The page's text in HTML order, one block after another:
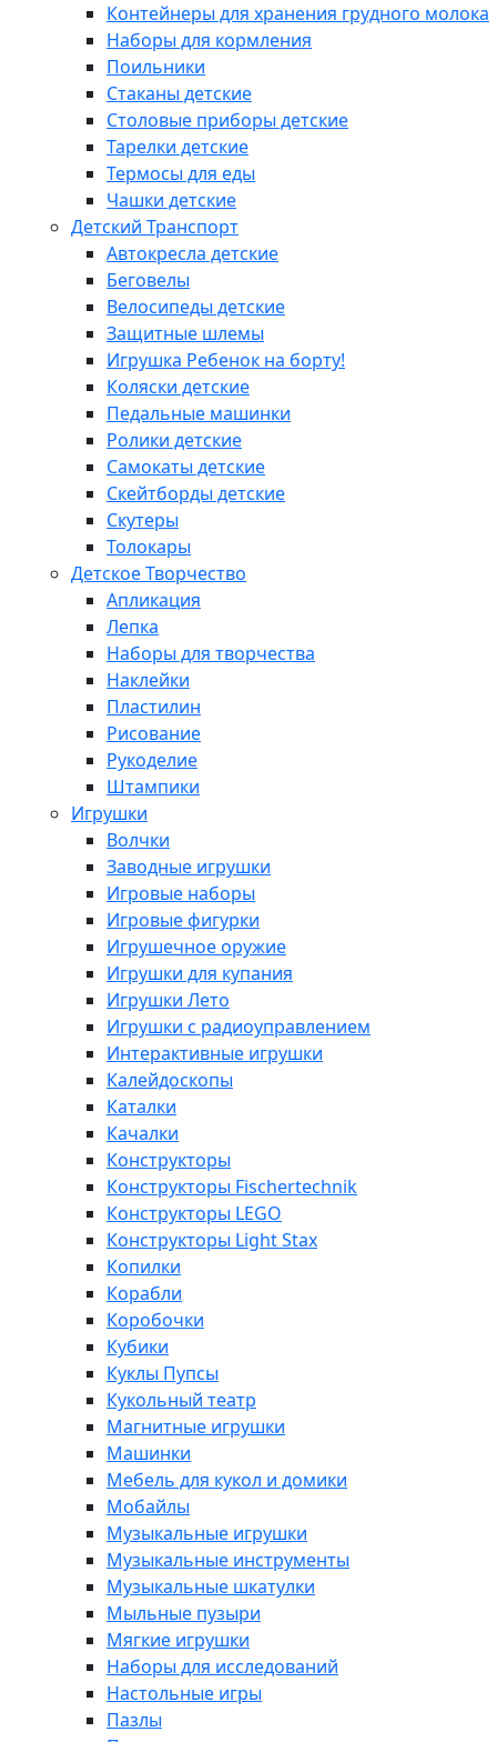
Контейнеры для хранения грудного молока
Наборы для кормления
Поильники
Стаканы детские
Столовые приборы детские
Тарелки детские
Термосы для еды
Чашки детские
Детский Транспорт
Автокресла детские
Беговелы
Велосипеды детские
Защитные шлемы
Игрушка Ребенок на борту!
Коляски детские
Педальные машинки
Ролики детские
Самокаты детские
Скейтборды детские
Скутеры
Толокары
Детское Творчество
Апликация
Лепка
Наборы для творчества
Наклейки
Пластилин
Рисование
Рукоделие
Штампики
Игрушки
Волчки
Заводные игрушки
Игровые наборы
Игровые фигурки
Игрушечное оружие
Игрушки для купания
Игрушки Лето
Игрушки с радиоуправлением
Интерактивные игрушки
Калейдоскопы
Каталки
Качалки
Конструкторы
Конструкторы Fisсhertechnik
Конструкторы LEGO
Конструкторы Light Stax
Копилки
Корабли
Коробочки
Кубики
Куклы Пупсы
Кукольный театр
Магнитные игрушки
Машинки
Мебель для кукол и домики
Мобайлы
Музыкальные игрушки
Музыкальные инструменты
Музыкальные шкатулки
Мыльные пузыри
Мягкие игрушки
Наборы для исследований
Настольные игры
Пазлы